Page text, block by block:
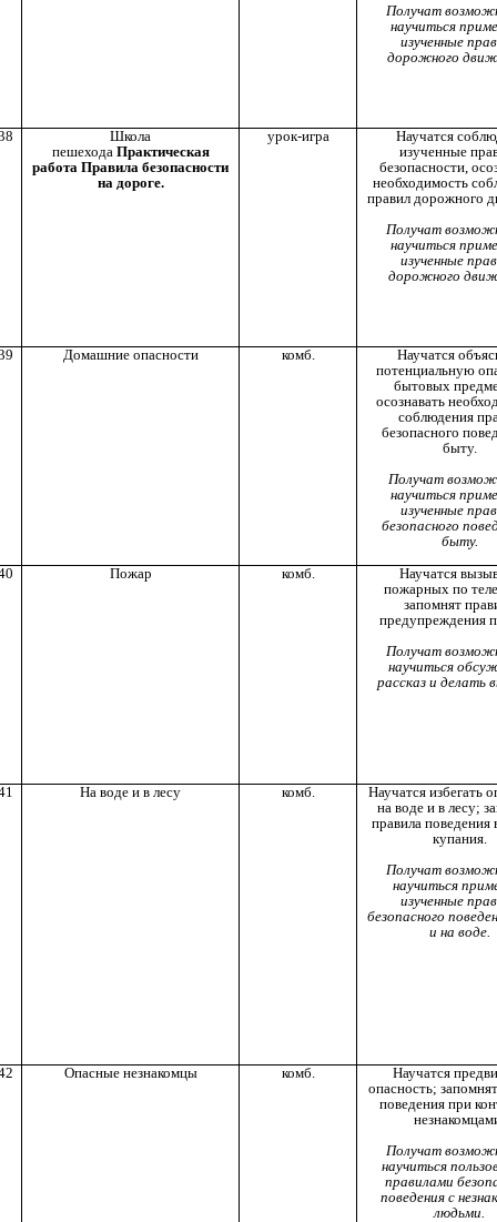
Получат
научиться
изученные
дорожного
Школа
пешеходаПрактическая
работа Правила безопасности
на дороге.
урок-игра
Научатся
изученные
безопасности,
необходимость
правил дорожного
Получат
научиться
изученные
дорожного
Домашние опасности комб.
Научатся
потенциальную
бытовых
осознавать
соблюдения
безопасного
быту.
Получат
научиться
изученные
безопасного
быту.
Пожар комб.
Научатся
пожарных по
запомнят
предупреждения
Получат
научиться
рассказ и делать
На воде и в лесу комб.
Научатся избегать
на воде и в лесу;
правила поведения
купания.
Получат
научиться
изученные
безопасного
и на воде.
Опасные незнакомцы комб.
Научатся
опасность;
поведения при
Получат
научиться
правилами
поведения с
людьми.